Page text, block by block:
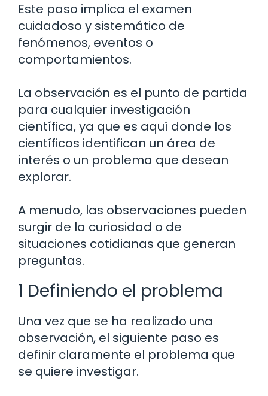
Este paso implica el examen
cuidadoso y sistemático de
fenómenos, eventos o
comportamientos.
La observación es el punto de partida
para cualquier investigación
científica, ya que es aquí donde los
científicos identifican un área de
interés o un problema que desean
explorar.
A menudo, las observaciones pueden
surgir de la curiosidad o de
situaciones cotidianas que generan
preguntas.
1 Definiendo el problema
Una vez que se ha realizado una
observación, el siguiente paso es
definir claramente el problema que
se quiere investigar.